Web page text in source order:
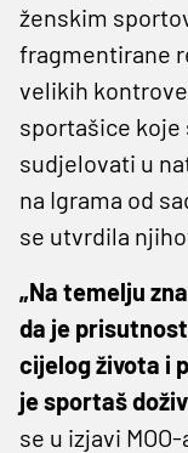
ženskim
fragmentirane
velikih
sportašice
sudjelovati u
na Igrama od
se utvrdila
„Na temelju
da je
cijelog života i
je sportaš
se u izjavi MOO-